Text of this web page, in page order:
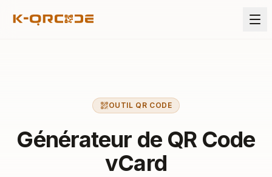
OUTIL QR CODE
Générateur de QR Code
vCard